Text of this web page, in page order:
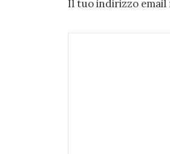
Il tuo indirizzo email